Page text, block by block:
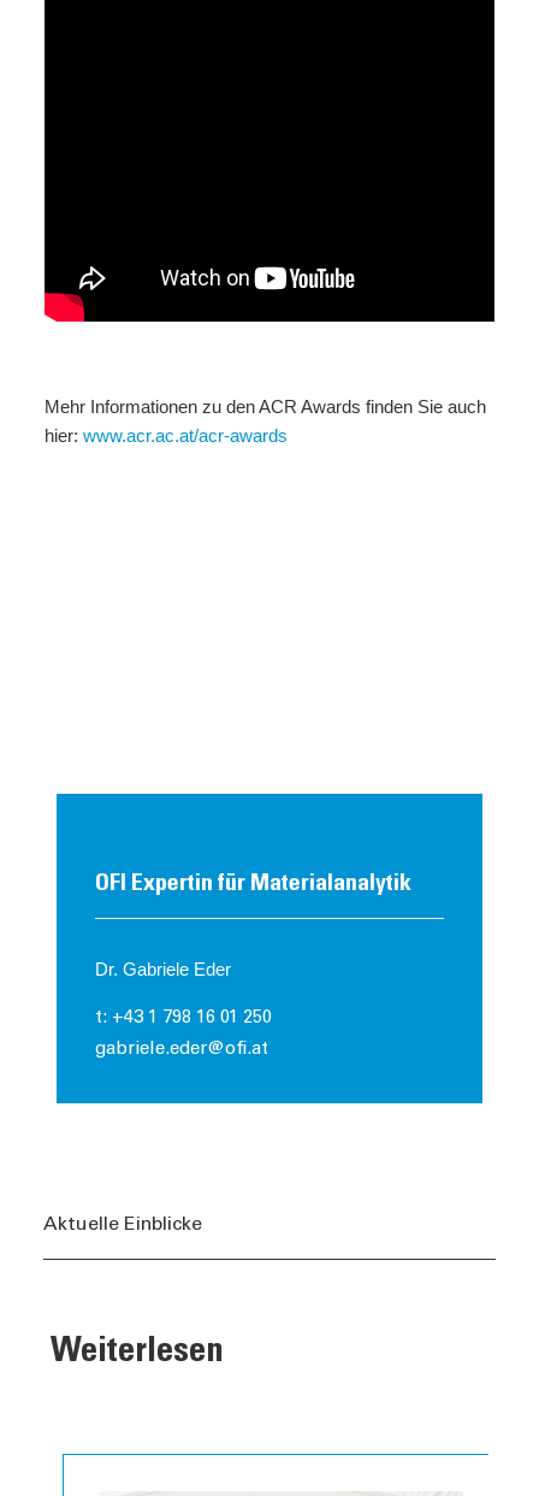
Mehr Informationen zu den ACR Awards finden Sie auch
hier: www.acr.ac.at/acr-awards
OFI Expertin für Materialanalytik
Dr. Gabriele Eder
t: +43 1 798 16 01 250
gabriele.eder@ofi.at
Aktuelle Einblicke
Weiterlesen